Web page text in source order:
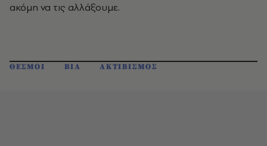
ακόμη να τις αλλάξουμε.
ΘΕΣΜΟΙ ΒΙΑ ΑΚΤΙΒΙΣΜΟΣ